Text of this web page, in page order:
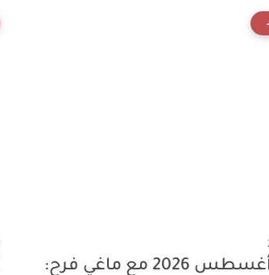
مفاجآت أغسطس 2026 مع ماغي فرح: